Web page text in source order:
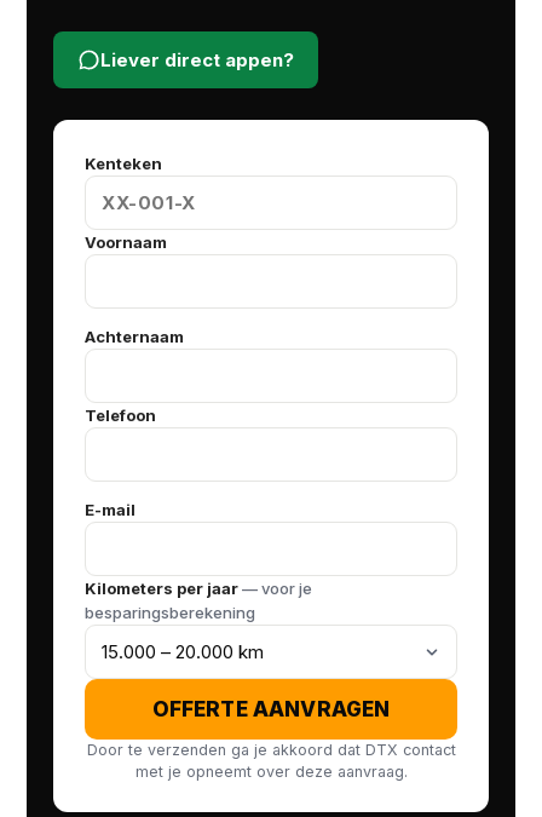
Liever direct appen?
Kenteken
Voornaam
Achternaam
Telefoon
E-mail
Kilometers per jaar— voor je
besparingsberekening
OFFERTE AANVRAGEN
Door te verzenden ga je akkoord dat DTX contact
met je opneemt over deze aanvraag.